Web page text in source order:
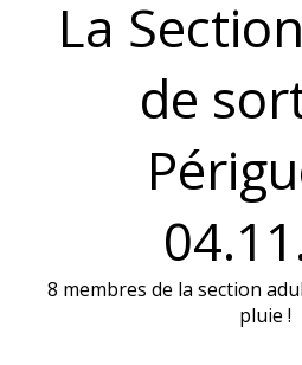
La
de
8 membres de la section
pluie !